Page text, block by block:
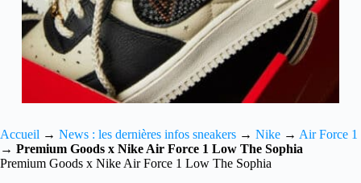
Accueil → News : les dernières infos sneakers → Nike → Air Force 1
→ Premium Goods x Nike Air Force 1 Low The Sophia
Premium Goods x Nike Air Force 1 Low The Sophia